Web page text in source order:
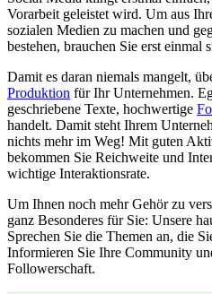
Vorarbeit geleistet wird. Um aus
sozialen Medien zu machen und
bestehen, brauchen Sie erst einmal
Damit es daran niemals mangelt,
Produktion für Ihr Unternehmen.
geschriebene Texte, hochwertige
handelt. Damit steht Ihrem
nichts mehr im Weg! Mit guten
bekommen Sie Reichweite und
wichtige Interaktionsrate.
Um Ihnen noch mehr Gehör zu
ganz Besonderes für Sie: Unsere
Sprechen Sie die Themen an, die
Informieren Sie Ihre Community
Followerschaft.